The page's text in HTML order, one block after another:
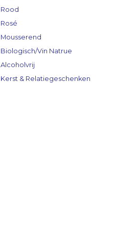
Rood
Rosé
Mousserend
Biologisch/Vin Natrue
Alcoholvrij
Kerst & Relatiegeschenken